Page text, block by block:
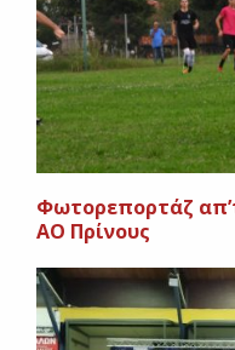
Φωτορεπορτάζ
ΑΟ Πρίνους